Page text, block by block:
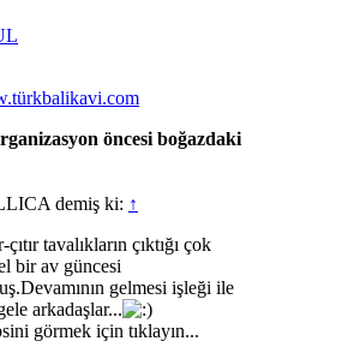
öncesi boğazdaki
demiş ki: ↑
çıtır tavalıkların çıktığı çok
bir av güncesi
gelmesi işleği ile
arkadaşlar...
görmek için tıklayın...